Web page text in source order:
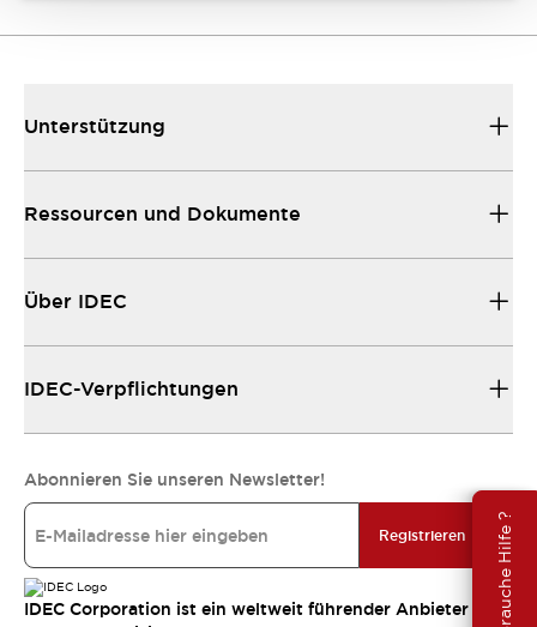
Brauche Hilfe ?
Unterstützung
Ressourcen und Dokumente
Über IDEC
IDEC-Verpflichtungen
Abonnieren Sie unseren Newsletter!
Registrieren
IDEC Corporation ist ein weltweit führender Anbieter